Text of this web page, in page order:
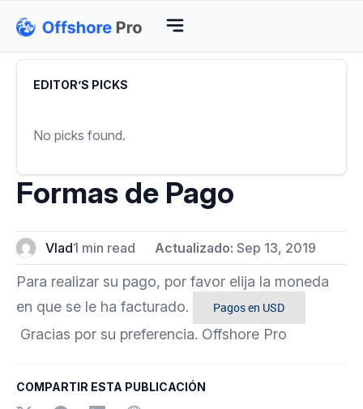
Formas de Pago​
Vlad1 min read Actualizado: Sep 13, 2019
Para realizar su pago, por favor elija la moneda
en que se le ha facturado.
Pagos en USD
Gracias por su preferencia. Offshore Pro
COMPARTIR ESTA PUBLICACIÓN
EDITOR’S PICKS
No picks found.